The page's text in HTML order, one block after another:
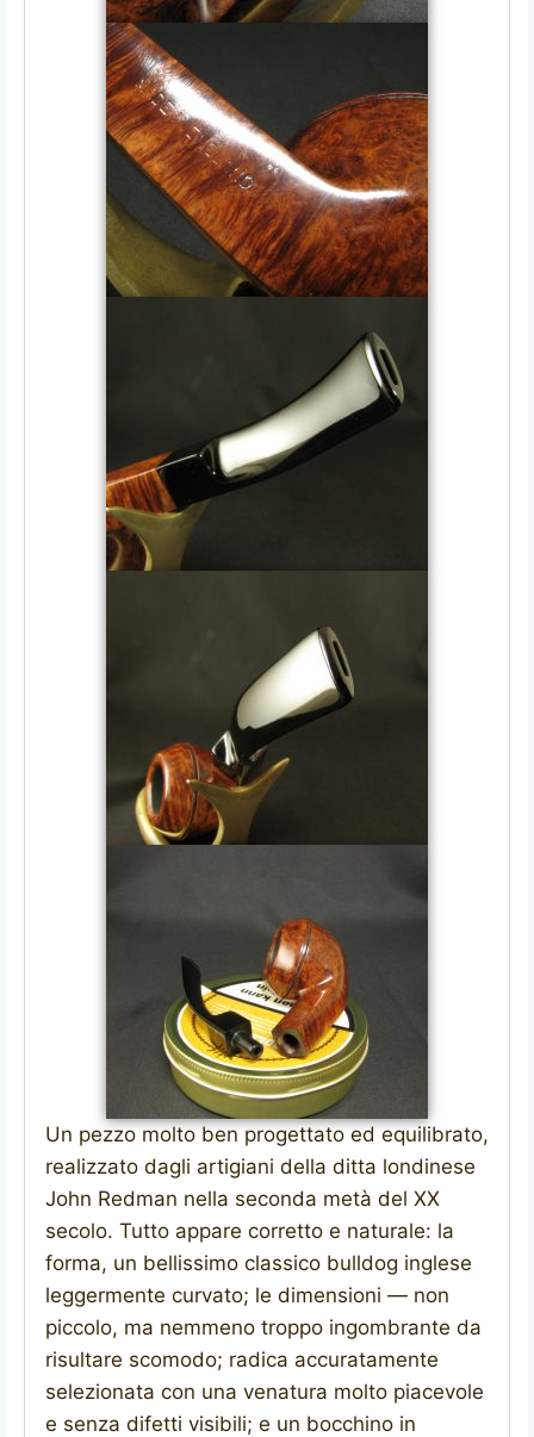
Un pezzo molto ben progettato ed equilibrato,
realizzato dagli artigiani della ditta londinese
John Redman nella seconda metà del XX
secolo. Tutto appare corretto e naturale: la
forma, un bellissimo classico bulldog inglese
leggermente curvato; le dimensioni — non
piccolo, ma nemmeno troppo ingombrante da
risultare scomodo; radica accuratamente
selezionata con una venatura molto piacevole
e senza difetti visibili; e un bocchino in